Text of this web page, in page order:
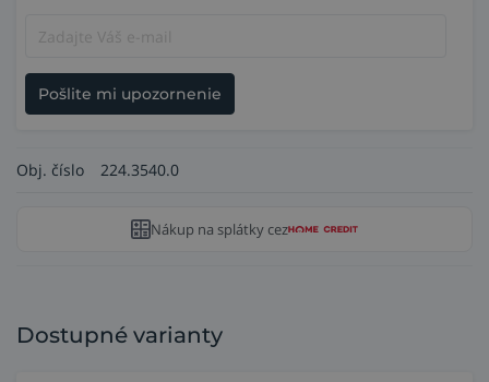
Pošlite mi upozornenie
Obj. číslo 224.3540.0
Nákup na splátky cez
Dostupné varianty